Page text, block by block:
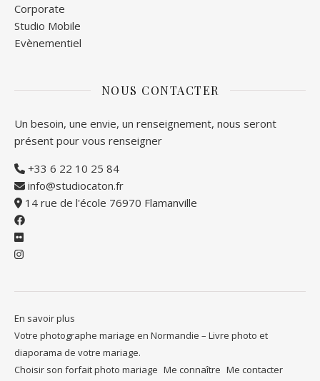
Corporate
Studio Mobile
Evènementiel
NOUS CONTACTER
Un besoin, une envie, un renseignement, nous seront
présent pour vous renseigner
+33 6 22 10 25 84
info@studiocaton.fr
14 rue de l'école 76970 Flamanville
En savoir plus
Votre photographe mariage en Normandie – Livre photo et
diaporama de votre mariage.
Choisir son forfait photo mariage Me connaître Me contacter